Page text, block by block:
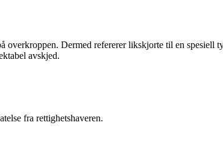
Dermed refererer likskjorte til en spesiell
avskjed.
fra rettighetshaveren.